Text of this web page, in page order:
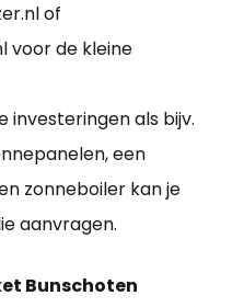
of
voor de kleine
investeringen als bijv.
een
zonneboiler kan je
aanvragen.
Bunschoten